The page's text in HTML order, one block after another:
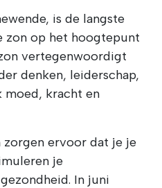
is de langste
zon op het hoogtepunt
vertegenwoordigt
denken, leiderschap,
kracht en
zorgen ervoor dat je je
je
In juni